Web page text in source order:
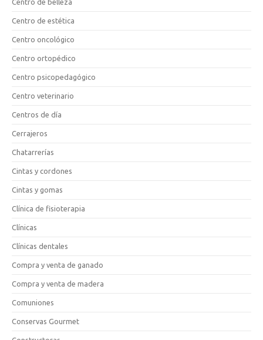
Centro de estética
Centro oncológico
Centro ortopédico
Centro psicopedagógico
Centro veterinario
Centros de día
Cerrajeros
Chatarrerías
Cintas y cordones
Cintas y gomas
Clínica de fisioterapia
Clínicas
Clínicas dentales
Compra y venta de ganado
Compra y venta de madera
Comuniones
Conservas Gourmet